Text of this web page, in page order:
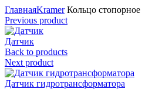
ГлавнаяKramerКольцо стопорное
Previous product
Датчик
Back to products
Next product
Датчик гидротрансформатора